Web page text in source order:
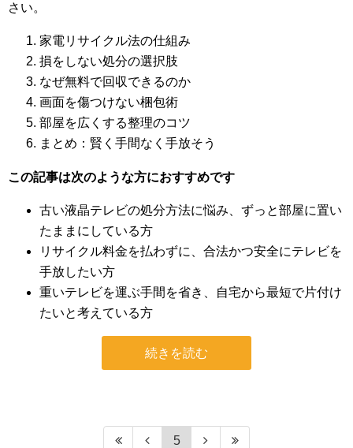
さい。
家電リサイクル法の仕組み
損をしない処分の選択肢
なぜ無料で回収できるのか
画面を傷つけない梱包術
部屋を広くする整理のコツ
まとめ：賢く手間なく手放そう
この記事は次のような方におすすめです
古い液晶テレビの処分方法に悩み、ずっと部屋に置い
たままにしている方
リサイクル料金を払わずに、合法かつ安全にテレビを
手放したい方
重いテレビを運ぶ手間を省き、自宅から最短で片付け
たいと考えている方
続きを読む
5